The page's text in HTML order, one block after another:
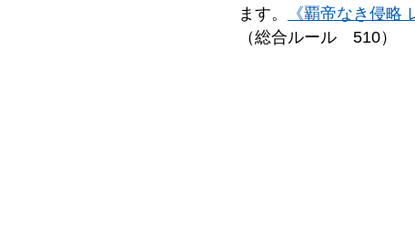
ます。
《覇帝なき侵略
（総合ルール 510）